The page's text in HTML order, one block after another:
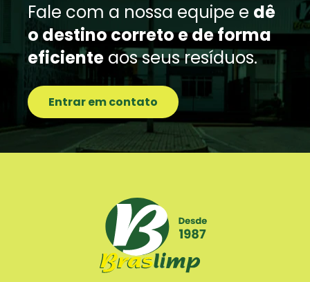
Fale com a nossa equipe e dê
o destino correto e de forma
eficiente aos seus resíduos.
Entrar em contato